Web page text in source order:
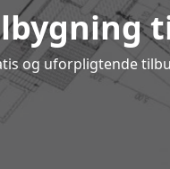
og uforpligtende